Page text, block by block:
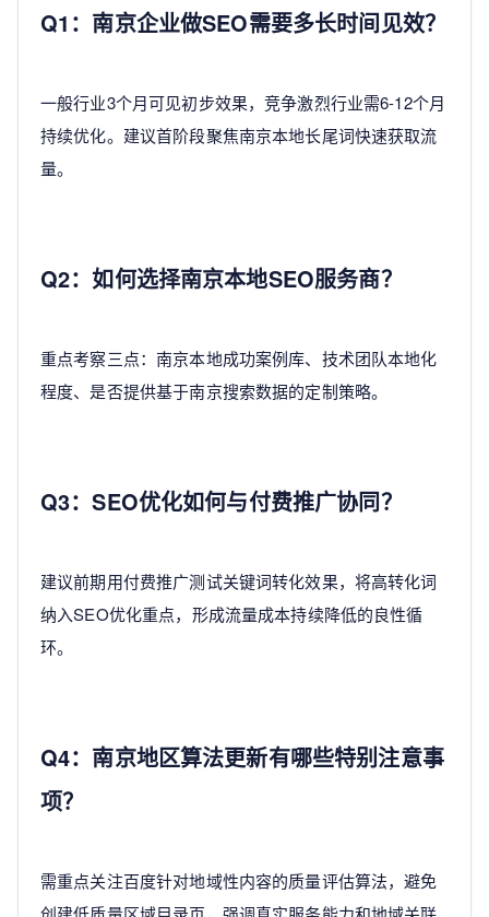
Q1：南京企业做SEO需要多长时间见效？
一般行业3个月可见初步效果，竞争激烈行业需6-12个月
持续优化。建议首阶段聚焦南京本地长尾词快速获取流
量。
Q2：如何选择南京本地SEO服务商？
重点考察三点：南京本地成功案例库、技术团队本地化
程度、是否提供基于南京搜索数据的定制策略。
Q3：SEO优化如何与付费推广协同？
建议前期用付费推广测试关键词转化效果，将高转化词
纳入SEO优化重点，形成流量成本持续降低的良性循
环。
Q4：南京地区算法更新有哪些特别注意事
项？
需重点关注百度针对地域性内容的质量评估算法，避免